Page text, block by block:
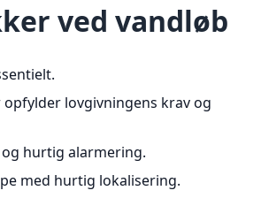
ved vandløb
lovgivningens krav og
hurtig alarmering.
med hurtig lokalisering.